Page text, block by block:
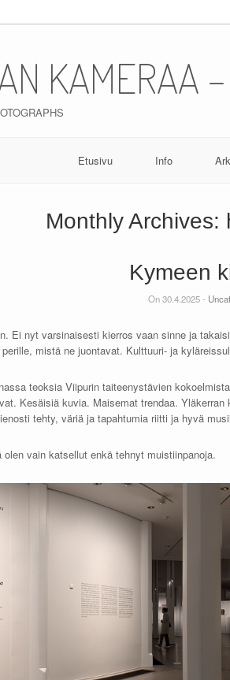
KAMERAA
Etusivu Info
Monthly Archives:
Kymeen
On 30.4.2025 -
Ei nyt varsinaisesti kierros vaan sinne ja
mistä ne juontavat. Kulttuuri- ja
teoksia Viipurin taiteenystävien
Kesäisiä kuvia. Maisemat trendaa.
tehty, väriä ja tapahtumia riitti ja hyvä
vain katsellut enkä tehnyt muistiinpanoja.